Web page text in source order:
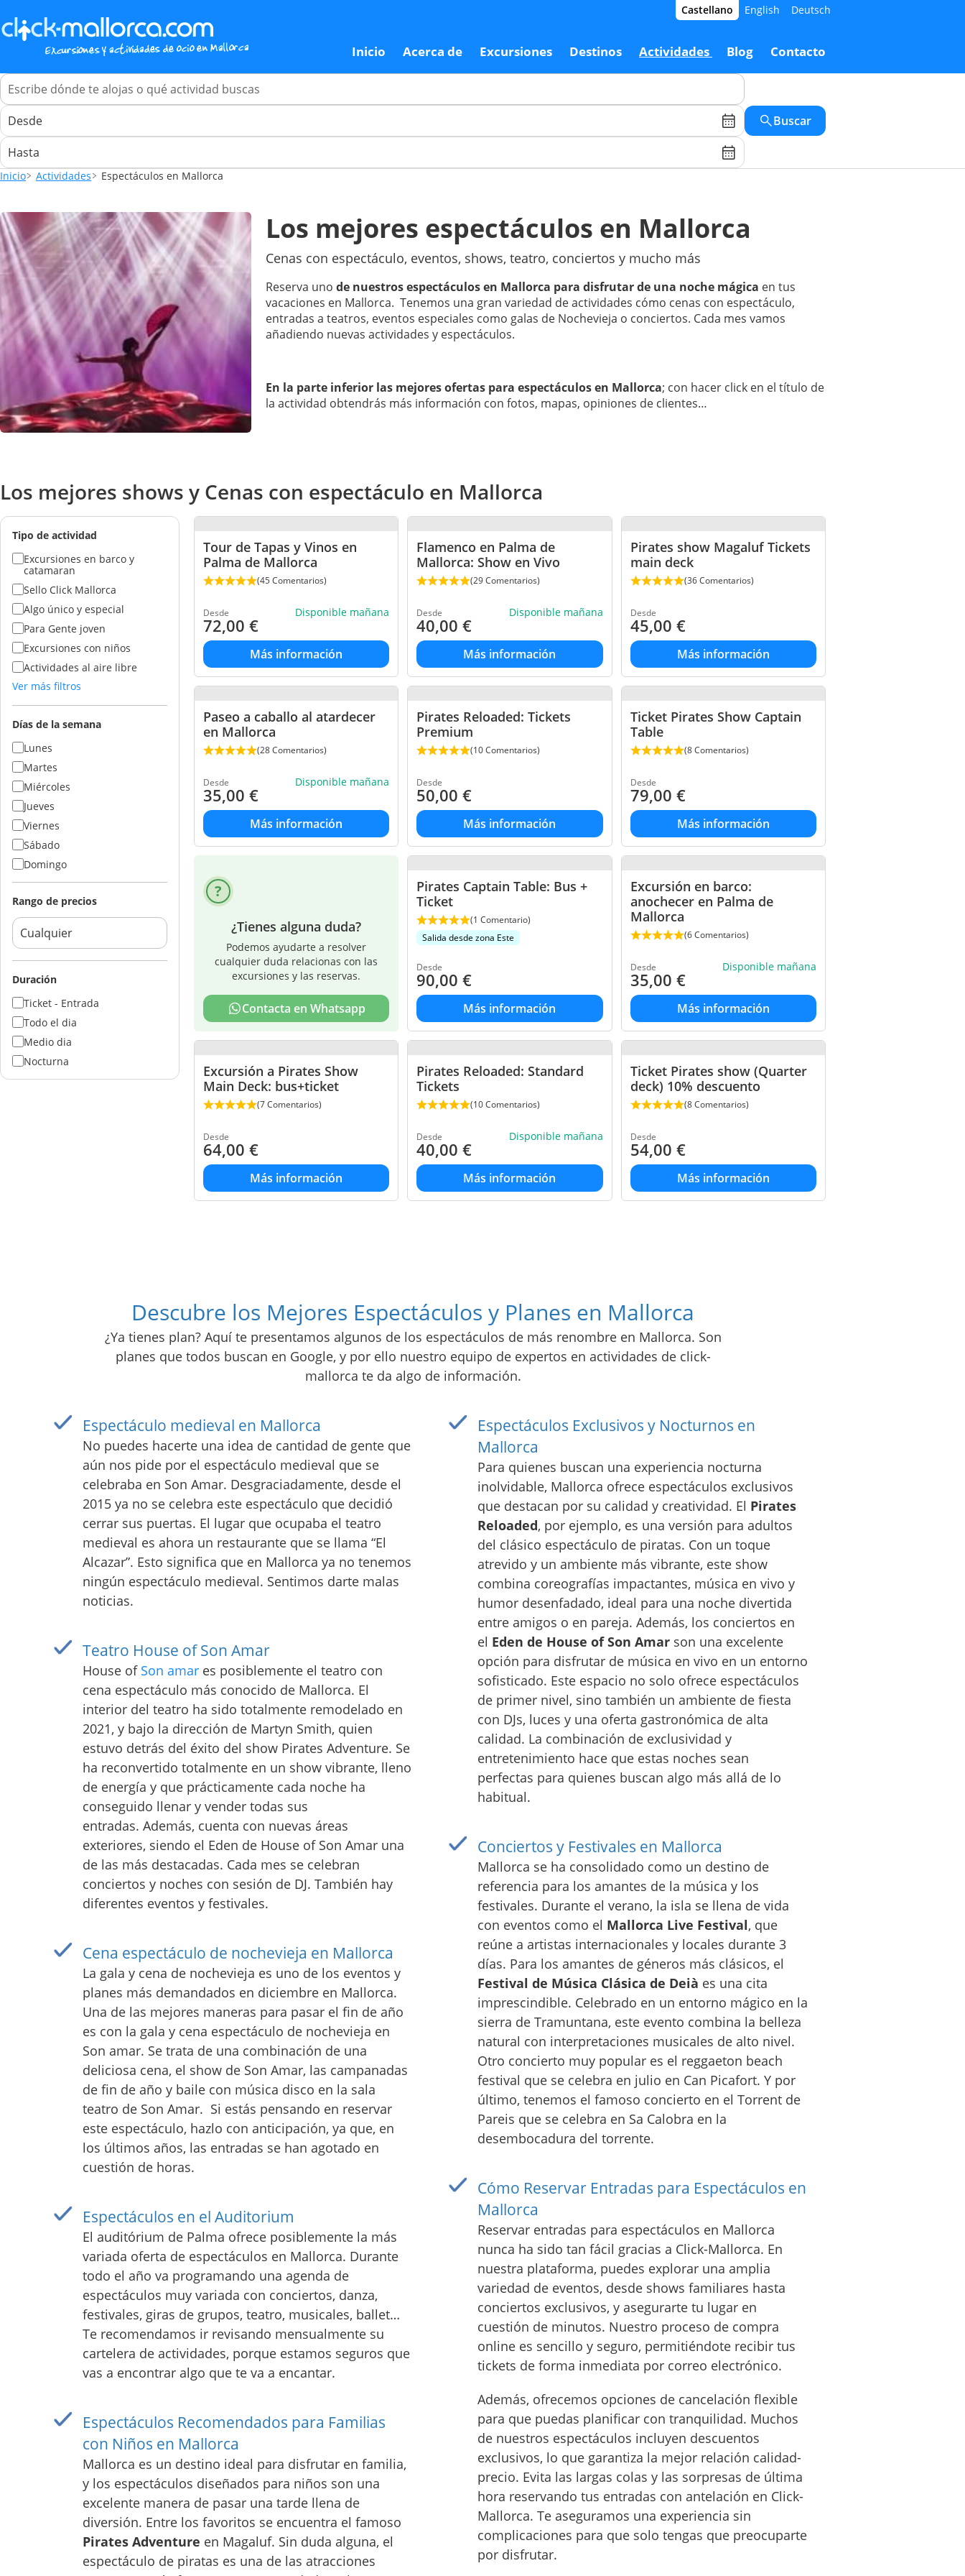
Inicio Acerca de Excursiones Destinos Actividades Blog Contacto
Castellano English Deutsch
Buscar
Inicio Actividades Espectáculos en Mallorca
Los mejores espectáculos en Mallorca
Cenas con espectáculo, eventos, shows, teatro, conciertos y mucho más
Reserva uno de nuestros espectáculos en Mallorca para disfrutar de una noche mágica en tus
vacaciones en Mallorca. Tenemos una gran variedad de actividades cómo cenas con espectáculo,
entradas a teatros, eventos especiales como galas de Nochevieja o conciertos. Cada mes vamos
añadiendo nuevas actividades y espectáculos.
En la parte inferior las mejores ofertas para espectáculos en Mallorca; con hacer click en el título de
la actividad obtendrás más información con fotos, mapas, opiniones de clientes…
Los mejores shows y Cenas con espectáculo en Mallorca
Tipo de actividad
Excursiones en barco y
catamaran
Sello Click Mallorca
Algo único y especial
Para Gente joven
Excursiones con niños
Actividades al aire libre
Ver más filtros
Días de la semana
Lunes
Martes
Miércoles
Jueves
Viernes
Sábado
Domingo
Rango de precios
Duración
Ticket - Entrada
Todo el dia
Medio dia
Nocturna
Tour de Tapas y Vinos en
Palma de Mallorca
(45 Comentarios)
Desde
72,00 €
Disponible mañana
Más información
Flamenco en Palma de
Mallorca: Show en Vivo
(29 Comentarios)
Desde
40,00€
Disponible mañana
Más información
Pirates show Magaluf Tickets
main deck
(36 Comentarios)
Desde
45,00 €
Más información
Paseo a caballo al atardecer
en Mallorca
(28 Comentarios)
Desde
35,00 €
Disponible mañana
Más información
Pirates Reloaded: Tickets
Premium
(10 Comentarios)
Desde
50,00€
Más información
Ticket Pirates Show Captain
Table
(8 Comentarios)
Desde
79,00 €
Más información
¿Tienes alguna duda?
Podemos ayudarte a resolver
cualquier duda relacionas con las
excursiones y las reservas.
Contacta en Whatsapp
Pirates Captain Table: Bus +
Ticket
(1 Comentario)
Salida desde zona Este
Desde
90,00€
Más información
Excursión en barco:
anochecer en Palma de
Mallorca
(6 Comentarios)
Desde
35,00 €
Disponible mañana
Más información
Excursión a Pirates Show
Main Deck: bus+ticket
(7 Comentarios)
Desde
64,00 €
Más información
Pirates Reloaded: Standard
Tickets
(10 Comentarios)
Desde
40,00€
Disponible mañana
Más información
Ticket Pirates show (Quarter
deck) 10% descuento
(8 Comentarios)
Desde
54,00 €
Más información
Descubre los Mejores Espectáculos y Planes en Mallorca
¿Ya tienes plan? Aquí te presentamos algunos de los espectáculos de más renombre en Mallorca. Son
planes que todos buscan en Google, y por ello nuestro equipo de expertos en actividades de click-
mallorca te da algo de información.
Espectáculo medieval en Mallorca
No puedes hacerte una idea de cantidad de gente que
aún nos pide por el espectáculo medieval que se
celebraba en Son Amar. Desgraciadamente, desde el
2015 ya no se celebra este espectáculo que decidió
cerrar sus puertas. El lugar que ocupaba el teatro
medieval es ahora un restaurante que se llama “El
Alcazar”. Esto significa que en Mallorca ya no tenemos
ningún espectáculo medieval. Sentimos darte malas
noticias.
Teatro House of Son Amar
House of Son amar es posiblemente el teatro con
cena espectáculo más conocido de Mallorca. El
interior del teatro ha sido totalmente remodelado en
2021, y bajo la dirección de Martyn Smith, quien
estuvo detrás del éxito del show Pirates Adventure. Se
ha reconvertido totalmente en un show vibrante, lleno
de energía y que prácticamente cada noche ha
conseguido llenar y vender todas sus
entradas. Además, cuenta con nuevas áreas
exteriores, siendo el Eden de House of Son Amar una
de las más destacadas. Cada mes se celebran
conciertos y noches con sesión de DJ. También hay
diferentes eventos y festivales.
Cena espectáculo de nochevieja en Mallorca
La gala y cena de nochevieja es uno de los eventos y
planes más demandados en diciembre en Mallorca.
Una de las mejores maneras para pasar el fin de año
es con la gala y cena espectáculo de nochevieja en
Son amar. Se trata de una combinación de una
deliciosa cena, el show de Son Amar, las campanadas
de fin de año y baile con música disco en la sala
teatro de Son Amar. Si estás pensando en reservar
este espectáculo, hazlo con anticipación, ya que, en
los últimos años, las entradas se han agotado en
cuestión de horas.
Espectáculos en el Auditorium
El auditórium de Palma ofrece posiblemente la más
variada oferta de espectáculos en Mallorca. Durante
todo el año va programando una agenda de
espectáculos muy variada con conciertos, danza,
festivales, giras de grupos, teatro, musicales, ballet…
Te recomendamos ir revisando mensualmente su
cartelera de actividades, porque estamos seguros que
vas a encontrar algo que te va a encantar.
Espectáculos Recomendados para Familias
con Niños en Mallorca
Mallorca es un destino ideal para disfrutar en familia,
y los espectáculos diseñados para niños son una
excelente manera de pasar una tarde llena de
diversión. Entre los favoritos se encuentra el famoso
Pirates Adventure en Magaluf. Sin duda alguna, el
espectáculo de piratas es una de las atracciones
Espectáculos Exclusivos y Nocturnos en
Mallorca
Para quienes buscan una experiencia nocturna
inolvidable, Mallorca ofrece espectáculos exclusivos
que destacan por su calidad y creatividad. El Pirates
Reloaded, por ejemplo, es una versión para adultos
del clásico espectáculo de piratas. Con un toque
atrevido y un ambiente más vibrante, este show
combina coreografías impactantes, música en vivo y
humor desenfadado, ideal para una noche divertida
entre amigos o en pareja. Además, los conciertos en
el Eden de House of Son Amar son una excelente
opción para disfrutar de música en vivo en un entorno
sofisticado. Este espacio no solo ofrece espectáculos
de primer nivel, sino también un ambiente de fiesta
con DJs, luces y una oferta gastronómica de alta
calidad. La combinación de exclusividad y
entretenimiento hace que estas noches sean
perfectas para quienes buscan algo más allá de lo
habitual.
Conciertos y Festivales en Mallorca
Mallorca se ha consolidado como un destino de
referencia para los amantes de la música y los
festivales. Durante el verano, la isla se llena de vida
con eventos como el Mallorca Live Festival, que
reúne a artistas internacionales y locales durante 3
días. Para los amantes de géneros más clásicos, el
Festival de Música Clásica de Deià es una cita
imprescindible. Celebrado en un entorno mágico en la
sierra de Tramuntana, este evento combina la belleza
natural con interpretaciones musicales de alto nivel.
Otro concierto muy popular es el reggaeton beach
festival que se celebra en julio en Can Picafort. Y por
último, tenemos el famoso concierto en el Torrent de
Pareis que se celebra en Sa Calobra en la
desembocadura del torrente.
Cómo Reservar Entradas para Espectáculos en
Mallorca
Reservar entradas para espectáculos en Mallorca
nunca ha sido tan fácil gracias a Click-Mallorca. En
nuestra plataforma, puedes explorar una amplia
variedad de eventos, desde shows familiares hasta
conciertos exclusivos, y asegurarte tu lugar en
cuestión de minutos. Nuestro proceso de compra
online es sencillo y seguro, permitiéndote recibir tus
tickets de forma inmediata por correo electrónico.
Además, ofrecemos opciones de cancelación flexible
para que puedas planificar con tranquilidad. Muchos
de nuestros espectáculos incluyen descuentos
exclusivos, lo que garantiza la mejor relación calidad-
precio. Evita las largas colas y las sorpresas de última
hora reservando tus entradas con antelación en Click-
Mallorca. Te aseguramos una experiencia sin
complicaciones para que solo tengas que preocuparte
por disfrutar.